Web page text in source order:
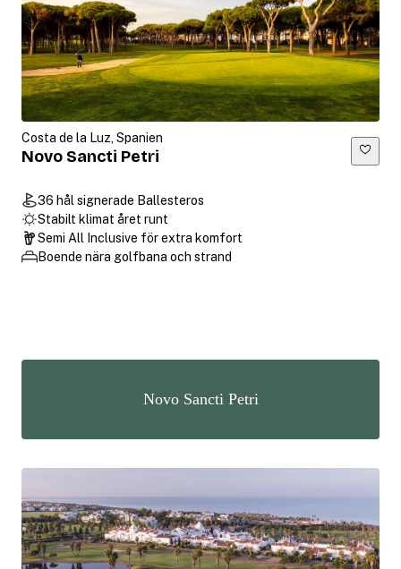
Costa de la Luz, Spanien
Novo Sancti Petri
36 hål signerade Ballesteros
Stabilt klimat året runt
Semi All Inclusive för extra komfort
Boende nära golfbana och strand
Novo Sancti Petri